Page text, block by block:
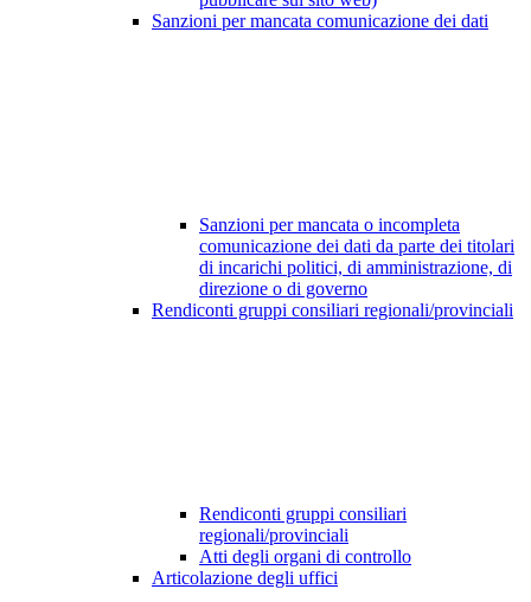
Sanzioni per mancata comunicazione dei dati
Sanzioni per mancata o incompleta
comunicazione dei dati da parte dei titolari
di incarichi politici, di amministrazione, di
direzione o di governo
Rendiconti gruppi consiliari regionali/provinciali
Rendiconti gruppi consiliari
regionali/provinciali
Atti degli organi di controllo
Articolazione degli uffici